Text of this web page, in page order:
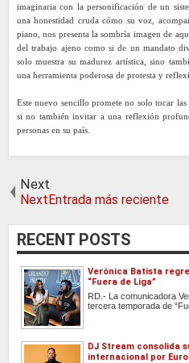
imaginaria con la personificación de un
una honestidad cruda cómo su voz,
piano, nos presenta la sombría imagen de
del trabajo ajeno como si de un mandato
solo muestra su madurez artística, sino
una herramienta poderosa de protesta y
Este nuevo sencillo promete no solo tocar las
si no también invitar a una reflexión
personas en su país.
Next
NextEntrada más reciente
RECENT POSTS
Verónica Batista
“Fuera de Liga”
RD.- La comunicadora
tercera temporada de
DJ Stream consolida
internacional por